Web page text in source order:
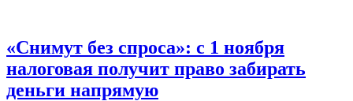
«Снимут без спроса»: с 1 ноября
налоговая получит право забирать
деньги напрямую